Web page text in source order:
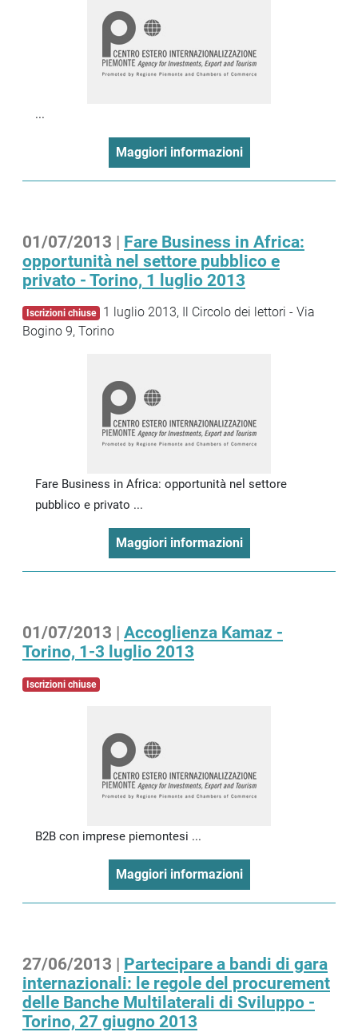
...
Maggiori informazioni
01/07/2013 | Fare Business in Africa:
opportunità nel settore pubblico e
privato - Torino, 1 luglio 2013
Iscrizioni chiuse 1 luglio 2013, Il Circolo dei lettori - Via
Bogino 9, Torino
Fare Business in Africa: opportunità nel settore
pubblico e privato ...
Maggiori informazioni
01/07/2013 | Accoglienza Kamaz -
Torino, 1-3 luglio 2013
Iscrizioni chiuse
B2B con imprese piemontesi ...
Maggiori informazioni
27/06/2013 | Partecipare a bandi di gara
internazionali: le regole del procurement
delle Banche Multilaterali di Sviluppo -
Torino, 27 giugno 2013